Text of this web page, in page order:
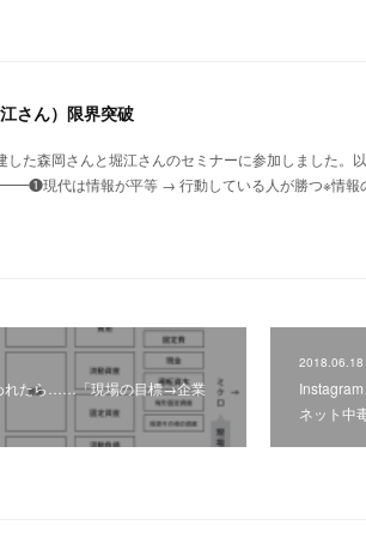
さん）限界突破
た森岡さんと堀江さんのセミナーに参加しました。
報が平等 → 行動している人が勝つ※情報の
れたら……「現場の目標→企業
2018.06.18
ネット中